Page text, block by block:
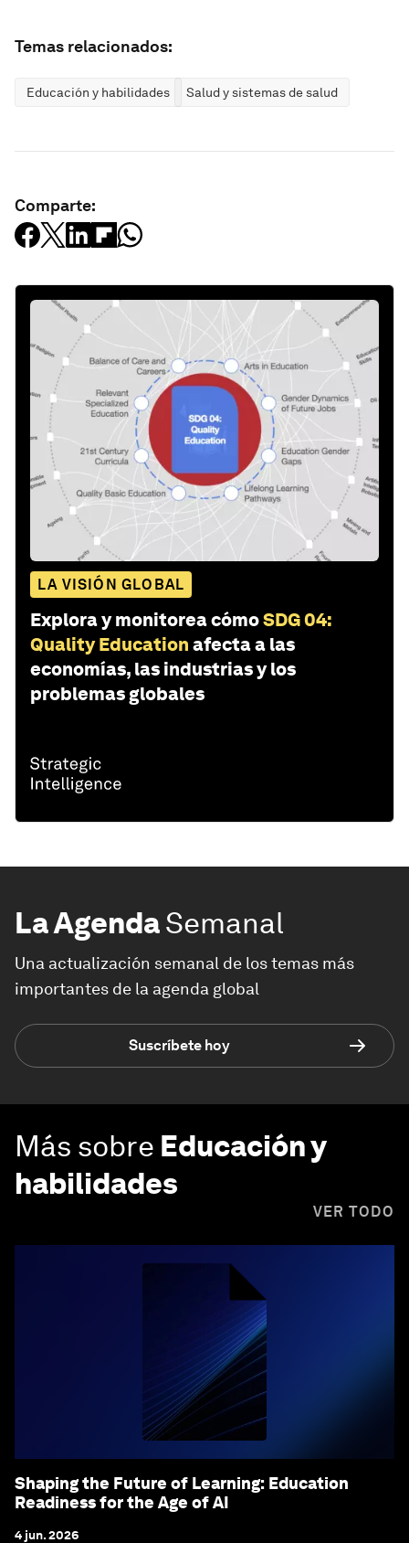
Temas relacionados:
Educación y habilidades Salud y sistemas de salud
Comparte:
LA VISIÓN GLOBAL
Explora y monitorea cómoSDG 04:
Quality Education afecta a las
economías, las industrias y los
problemas globales
La AgendaSemanal
Una actualización semanal de los temas más
importantes de la agenda global
Suscríbete hoy
Más sobre Educación y
habilidades
VER TODO
Shaping the Future of Learning: Education
Readiness for the Age of AI
4 jun. 2026